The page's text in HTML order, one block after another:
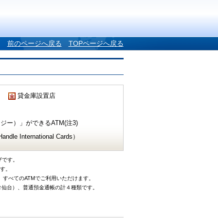
前のページへ戻る TOPページへ戻る
貸金庫設置店
ー）」ができるATM(注3)
International Cards）
す。
。
べてのATMでご利用いただけます。
台）、普通預金通帳の計４種類です。